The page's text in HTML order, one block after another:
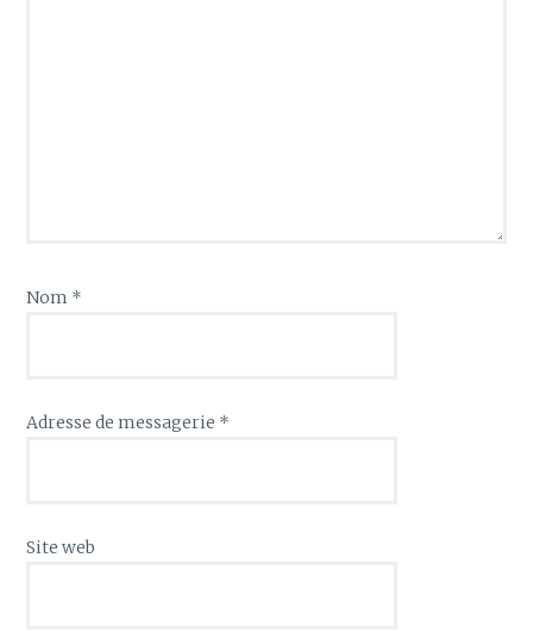
Nom *
Adresse de messagerie *
Site web